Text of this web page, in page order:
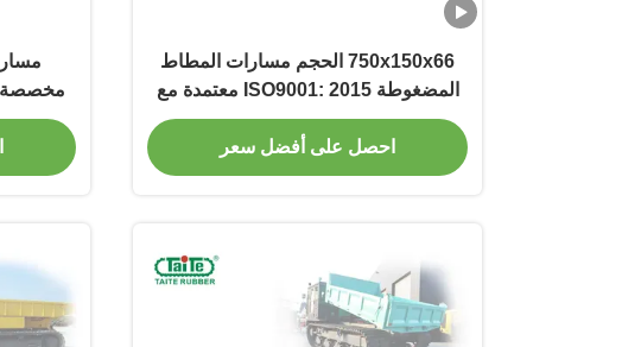
750x150x66 الحجم مسارات المطاط
المضغوطة ISO9001: 2015 معتمدة مع
ضوضاء منخفضة لموروكا MST2200VD
احصل على أفضل سعر